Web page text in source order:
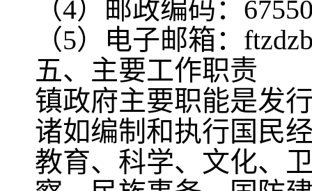
（4）邮政编码：
（5）电子邮箱：
五、主要工作职责
镇政府主要职能是发
诸如编制和执行国民
教育、科学、文化、